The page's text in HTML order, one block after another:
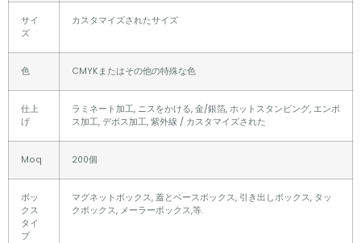
サイ
ズ
カスタマイズされたサイズ
色 CMYKまたはその他の特殊な色
仕上
げ
ラミネート加工, ニスをかける, 金/銀箔, ホットスタンピング, エンボ
ス加工, デボス加工, 紫外線 / カスタマイズされた
Moq 200個
ボッ
クス
タイ
プ
マグネットボックス, 蓋とベースボックス, 引き出しボックス, タッ
クボックス, メーラーボックス,等.